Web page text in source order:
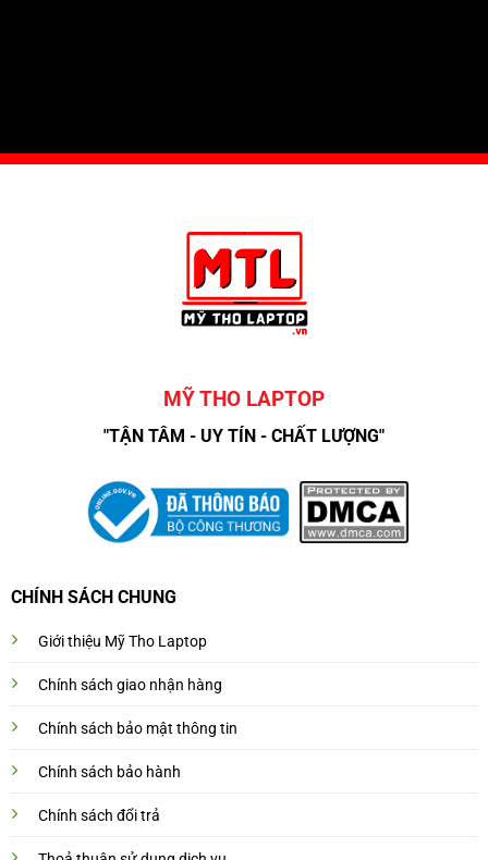
MỸ THO LAPTOP
"TẬN TÂM - UY TÍN - CHẤT LƯỢNG"
CHÍNH SÁCH CHUNG
Giới thiệu Mỹ Tho Laptop
Chính sách giao nhận hàng
Chính sách bảo mật thông tin
Chính sách bảo hành
Chính sách đổi trả